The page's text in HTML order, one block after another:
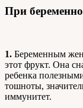
При
1. Беременным
этот фрукт. Она
ребенка
тошноты,
иммунитет.